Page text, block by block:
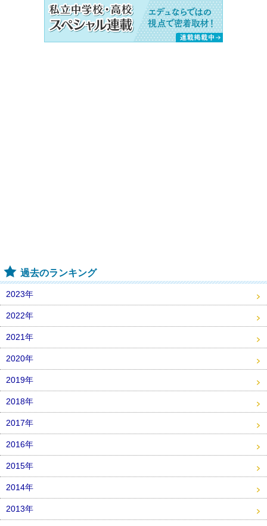
過去のランキング
2023年
2022年
2021年
2020年
2019年
2018年
2017年
2016年
2015年
2014年
2013年